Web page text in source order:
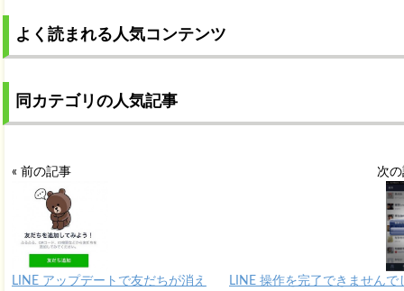
よく読まれる人気コンテンツ
同カテゴリの人気記事
« 前の記事
LINE アップデートで友だちが消え
次
LINE 操作を完了できませんで